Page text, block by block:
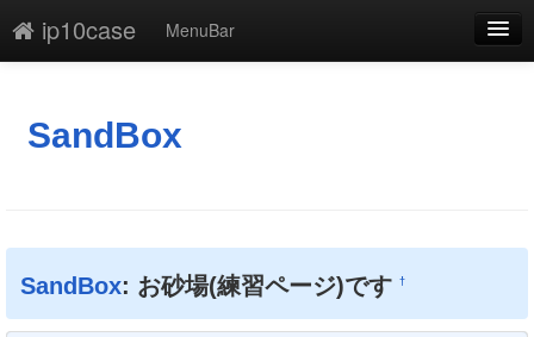
ip10case
MenuBar
添付
一覧
SandBox
SandBox: お砂場(練習ページ)です†